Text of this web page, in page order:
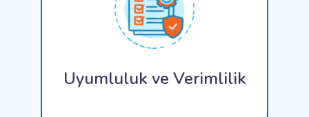
Uyumluluk ve Verimlilik
ConiaSoft Çözümleri, KVKK ve GDPR gibi
düzenleyici gerekliliklere uyumu sağlamak,
operasyonları kolaylaştırmak ve genel verimliliği
artırmak için tasarlanmıştır.